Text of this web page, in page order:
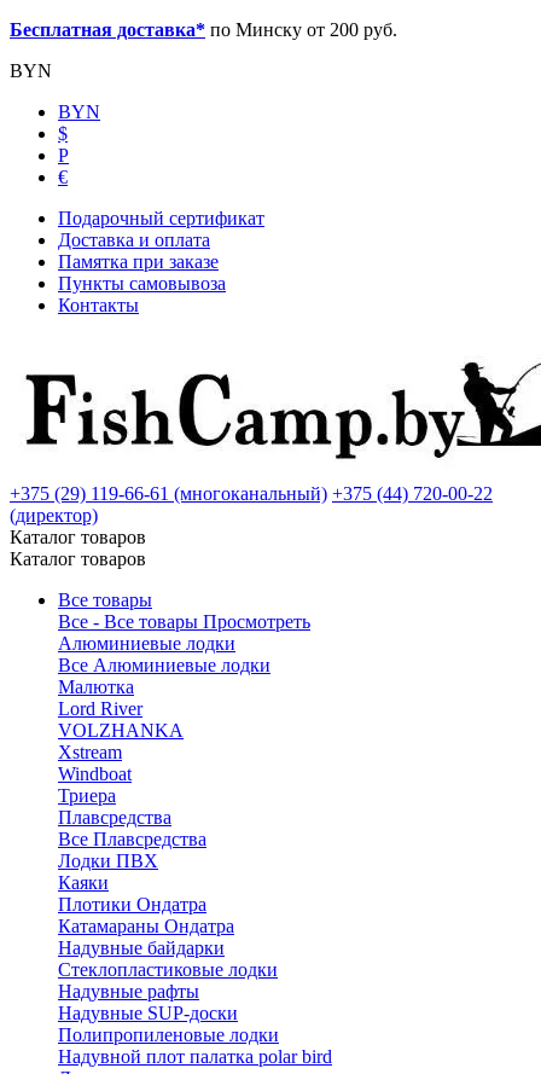
Бесплатная доставка* по Минску от 200 руб.
BYN
BYN
$
Р
€
Подарочный сертификат
Доставка и оплата
Памятка при заказе
Пункты самовывоза
Контакты
+375 (29) 119-66-61 (многоканальный) +375 (44) 720-00-22
(директор)
Каталог товаров
Каталог товаров
Все товары
Все - Все товары Просмотреть
Алюминиевые лодки
Все Алюминиевые лодки
Малютка
Lord River
VOLZHANKA
Xstream
Windboat
Триера
Плавсредства
Все Плавсредства
Лодки ПВХ
Каяки
Плотики Ондатра
Катамараны Ондатра
Надувные байдарки
Стеклопластиковые лодки
Надувные рафты
Надувные SUP-доски
Полипропиленовые лодки
Надувной плот палатка polar bird